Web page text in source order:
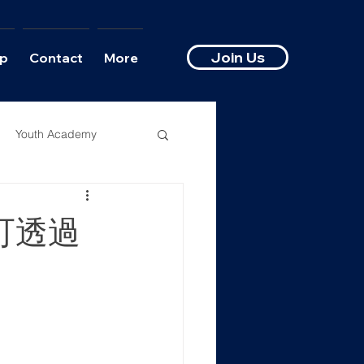
Contact More Join Us
Youth Academy
透過